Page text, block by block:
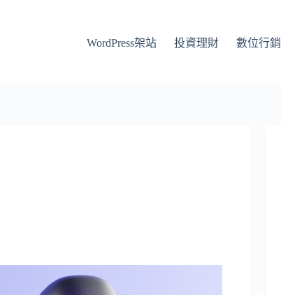
WordPress架站 投資理財 數位行銷